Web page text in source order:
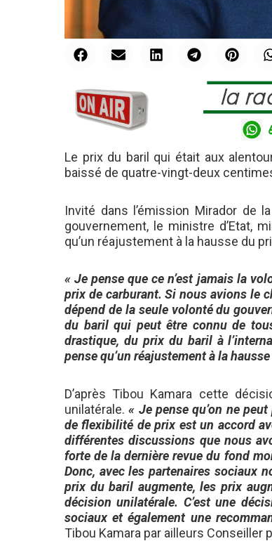
Le prix du baril qui était aux
baissé de quatre-vingt-deux
Invité dans l’émission Mirador de
gouvernement, le ministre d’Etat,
qu’un réajustement à la hausse du
« Je pense que ce n’est jamais la
prix de carburant. Si nous avions le
dépend de la seule volonté du
du baril qui peut être connu de
drastique, du prix du baril à
pense qu’un réajustement à la
D’après Tibou Kamara cette
unilatérale.« Je pense qu’on ne
de flexibilité de prix est un accord
différentes discussions que nous
forte de la dernière revue du fond
Donc, avec les partenaires sociaux
prix du baril augmente, les prix
décision unilatérale. C’est une
sociaux et également une
Tibou Kamara par ailleurs Conseiller